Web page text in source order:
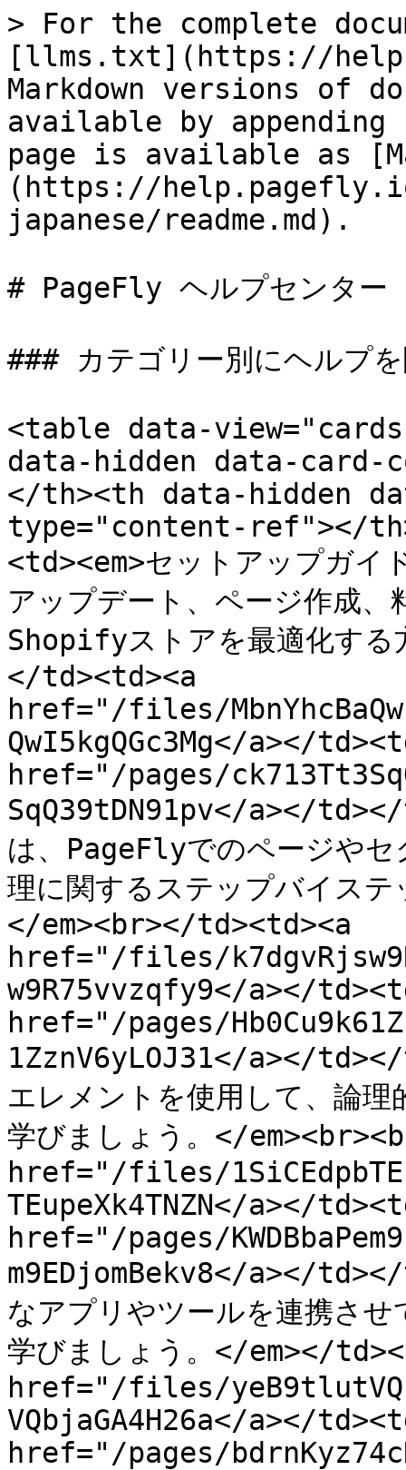
> For the complete
[llms.txt](https://
Markdown versions of
available by
page is available as
(https://
japanese/readme.md).
# PageFly ヘルプセンター
### カテゴリー別にヘルプ
<table data-
data-hidden data-
</th><th data-hidden
type="content-ref"></
<td><em>セットアップガイ
アップデート、ページ作成
Shopifyストアを最適化する
</td><td><a
href="/files/
QwI5kgQGc3Mg</a></
href="/pages/
SqQ39tDN91pv</a></
は、PageFlyでのページやセ
理に関するステップバイス
</em><br></td><td><a
href="/files/
w9R75vvzqfy9</a></
href="/pages/
1ZznV6yLOJ31</a></
エレメントを使用して、論
学びましょう。</
href="/files/
TEupeXk4TNZN</a></
href="/pages/
m9EDjomBekv8</a></
なアプリやツールを連携さ
学びましょう。</em></
href="/files/
VQbjaGA4H26a</a></
href="/pages/